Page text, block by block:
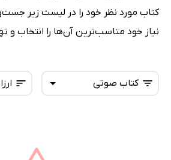
کتاب مورد نظر خود را در لیست زیر
نیاز خود مناسب‌ترین آن‌ها را انتخاب و
کتاب صوتی